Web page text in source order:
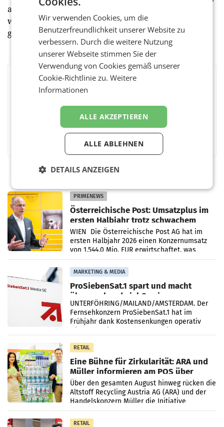
an Bedeutung. Diesen Rahmenbedingungen werden
wir mit unserer neuen Organisation bestmöglich
gerecht.“, erklärt Leitner abschließend.
BEWERTEN SIE DIESEN ARTIKEL
PRIMENEWS
Österreichische Post: Umsatzplus im
ersten Halbjahr trotz schwachem
Briefgeschäft
WIEN Die Österreichische Post AG hat im
ersten Halbjahr 2026 einen Konzernumsatz
von 1.544,0 Mio. EUR erwirtschaftet, was
einem Plus von 3,8 Prozent gegenüber dem
Vergleichszeitraum
MARKETING & MEDIA
ProSiebenSat.1 spart und macht
überraschend viel Gewinn
UNTERFÖHRING/MAILAND/AMSTERDAM. Der
Fernsehkonzern ProSiebenSat.1 hat im
Frühjahr dank Kostensenkungen operativ
RETAIL
Eine Bühne für Zirkularität: ARA und
Müller informieren am POS über
Kreislauffähigkeit
Über den gesamten August hinweg rücken die
Altstoff Recycling Austria AG (ARA) und der
Handelskonzern Müller die Initiative
„Kreislauf-Helden“ in allen österreichischen
Müller-Filialen
RETAIL
Wir verwenden Cookies, um die
Benutzerfreundlichkeit unserer Website zu
verbessern. Durch die weitere Nutzung
unserer Webseite stimmen Sie der
Verwendung von Cookies gemäß unserer
Cookie-Richtlinie zu.Weitere
Informationen
ALLE AKZEPTIEREN
ALLE ABLEHNEN
DETAILS ANZEIGEN